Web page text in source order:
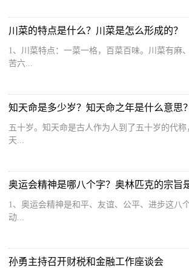
川菜的特点是什么？川菜是怎么形成的？
1、川菜特点：一菜一格，百菜百味。川菜有麻
苦六...
知天命是多少岁？知天命之年是什么意思？
五十岁。知天命是古人作为人到了五十岁的代
天...
奥运会精神是哪八个字？奥林匹克的宗旨
1、奥运会精神是和平、友谊、公平、进步这八
动...
孙勇主持召开财税和金融工作座谈会